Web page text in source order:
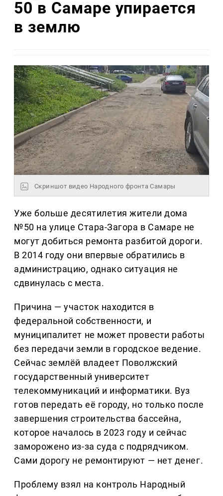
50 в Самаре упирается
в землю
Скриншот видео Народного фронта Самары
Уже больше десятилетия жители дома
№50 на улице Стара-Загора в Самаре не
могут добиться ремонта разбитой дороги.
В 2014 году они впервые обратились в
администрацию, однако ситуация не
сдвинулась с места.
Причина — участок находится в
федеральной собственности, и
муниципалитет не может провести работы
без передачи земли в городское ведение.
Сейчас землёй владеет Поволжский
государственный университет
телекоммуникаций и информатики. Вуз
готов передать её городу, но только после
завершения строительства бассейна,
которое началось в 2023 году и сейчас
заморожено из-за суда с подрядчиком.
Сами дорогу не ремонтируют — нет денег.
Проблему взял на контроль Народный